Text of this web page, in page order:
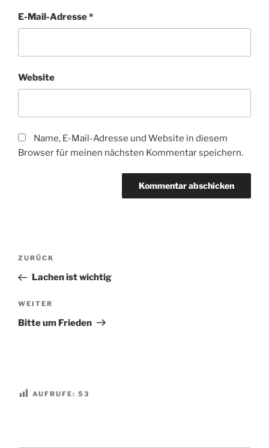
E-Mail-Adresse*
Website
Name, E-Mail-Adresse und Website in diesem
Browser für meinen nächsten Kommentar speichern.
Beitragsnavigation
Vorheriger
Beitrag
ZURÜCK
Lachen ist wichtig
Nächster
Beitrag
WEITER
Bitte um Frieden
AUFRUFE: 53